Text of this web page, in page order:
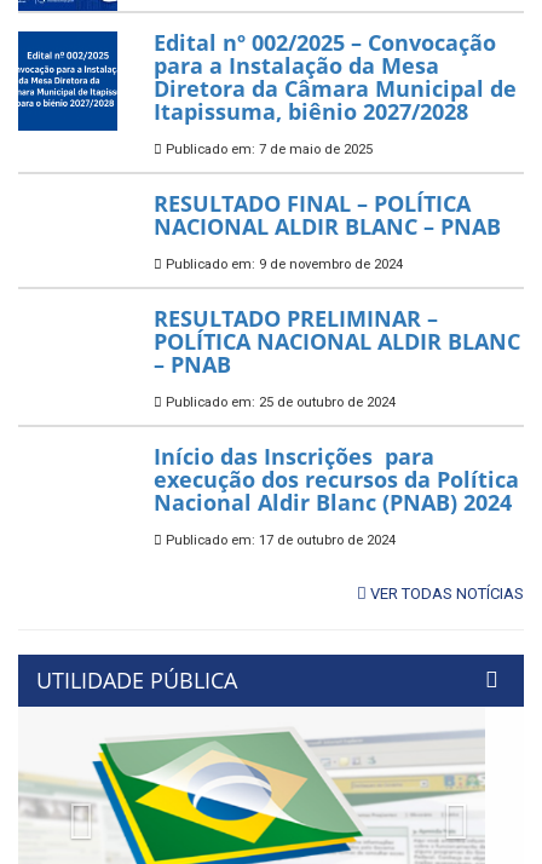
Edital nº 002/2025 – Convocação
para a Instalação da Mesa
Diretora da Câmara Municipal de
Itapissuma, biênio 2027/2028
Publicado em: 7 de maio de 2025
RESULTADO FINAL – POLÍTICA
NACIONAL ALDIR BLANC – PNAB
Publicado em: 9 de novembro de 2024
RESULTADO PRELIMINAR –
POLÍTICA NACIONAL ALDIR BLANC
– PNAB
Publicado em: 25 de outubro de 2024
Início das Inscrições para
execução dos recursos da Política
Nacional Aldir Blanc (PNAB) 2024
Publicado em: 17 de outubro de 2024
VER TODAS NOTÍCIAS
UTILIDADE PÚBLICA
Previous